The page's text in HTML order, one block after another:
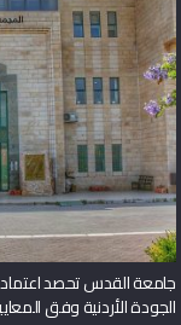
جامعة القدس تحصد
الجودة الأردنية وفق